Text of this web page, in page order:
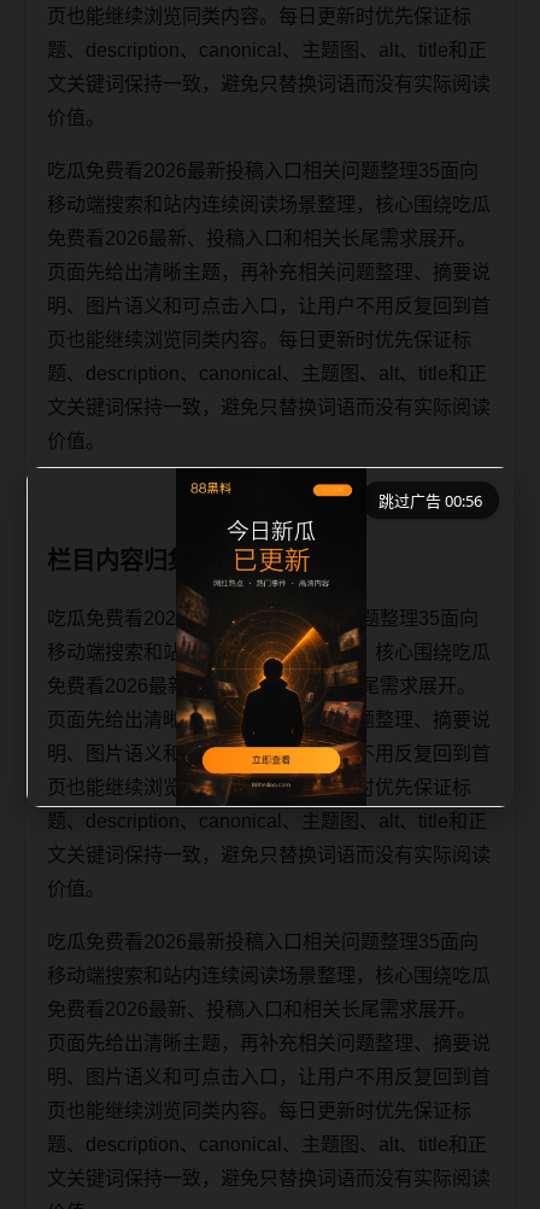
页也能继续浏览同类内容。每日更新时优先保证标
题、description、canonical、主题图、alt、title和正
文关键词保持一致，避免只替换词语而没有实际阅读
价值。
吃瓜免费看2026最新投稿入口相关问题整理35面向
移动端搜索和站内连续阅读场景整理，核心围绕吃瓜
免费看2026最新、投稿入口和相关长尾需求展开。
页面先给出清晰主题，再补充相关问题整理、摘要说
明、图片语义和可点击入口，让用户不用反复回到首
页也能继续浏览同类内容。每日更新时优先保证标
题、description、canonical、主题图、alt、title和正
文关键词保持一致，避免只替换词语而没有实际阅读
价值。
栏目内容归集
吃瓜免费看2026最新投稿入口相关问题整理35面向
移动端搜索和站内连续阅读场景整理，核心围绕吃瓜
免费看2026最新、投稿入口和相关长尾需求展开。
页面先给出清晰主题，再补充相关问题整理、摘要说
明、图片语义和可点击入口，让用户不用反复回到首
页也能继续浏览同类内容。每日更新时优先保证标
题、description、canonical、主题图、alt、title和正
文关键词保持一致，避免只替换词语而没有实际阅读
价值。
吃瓜免费看2026最新投稿入口相关问题整理35面向
移动端搜索和站内连续阅读场景整理，核心围绕吃瓜
免费看2026最新、投稿入口和相关长尾需求展开。
页面先给出清晰主题，再补充相关问题整理、摘要说
明、图片语义和可点击入口，让用户不用反复回到首
页也能继续浏览同类内容。每日更新时优先保证标
题、description、canonical、主题图、alt、title和正
文关键词保持一致，避免只替换词语而没有实际阅读
跳过广告 00:56